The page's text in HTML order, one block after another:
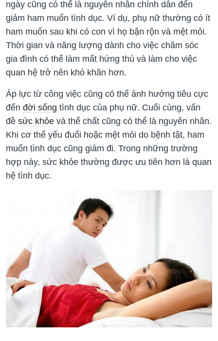
ngày cũng có thể là nguyên nhân chính dẫn đến
giảm ham muốn tình dục. Ví dụ, phụ nữ thường có ít
ham muốn sau khi có con vì họ bận rộn và mệt mỏi.
Thời gian và năng lượng dành cho việc chăm sóc
gia đình có thể làm mất hứng thú và làm cho việc
quan hệ trở nên khó khăn hơn.
Áp lực từ công việc cũng có thể ảnh hưởng tiêu cực
đến đời sống tình dục của phụ nữ. Cuối cùng, vấn
đề sức khỏe và thể chất cũng có thể là nguyên nhân.
Khi cơ thể yếu đuối hoặc mệt mỏi do bệnh tật, ham
muốn tình dục cũng giảm đi. Trong những trường
hợp này, sức khỏe thường được ưu tiên hơn là quan
hệ tình dục.